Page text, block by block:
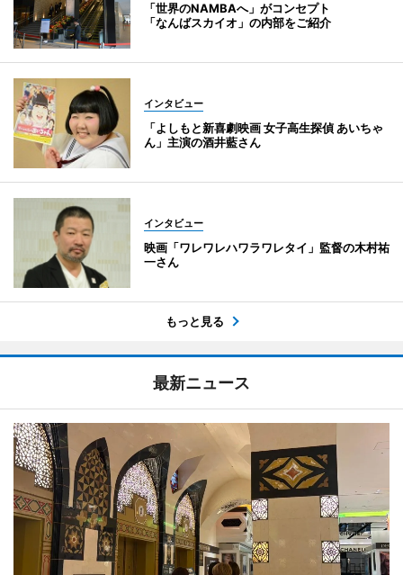
「世界のNAMBAへ」がコンセプト
「なんばスカイオ」の内部をご紹介
インタビュー
「よしもと新喜劇映画 女子高生探偵 あいちゃ
ん」主演の酒井藍さん
インタビュー
映画「ワレワレハワラワレタイ」監督の木村祐
一さん
もっと見る
最新ニュース